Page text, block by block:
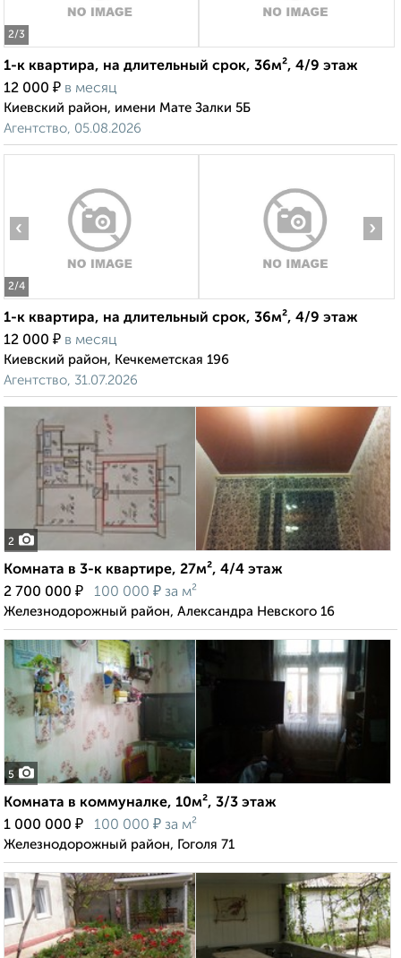
2/3
1-к квартира, на длительный срок, 36м², 4/9 этаж
12 000 ₽ в месяц
Киевский район, имени Мате Залки 5Б
Агентство, 05.08.2026
2/4
‹ ›
1-к квартира, на длительный срок, 36м², 4/9 этаж
12 000 ₽ в месяц
Киевский район, Кечкеметская 196
Агентство, 31.07.2026
2
Комната в 3-к квартире, 27м², 4/4 этаж
2 700 000 ₽ 100 000 ₽ за м²
Железнодорожный район, Александра Невского 16
5
Комната в коммуналке, 10м², 3/3 этаж
1 000 000 ₽ 100 000 ₽ за м²
Железнодорожный район, Гоголя 71